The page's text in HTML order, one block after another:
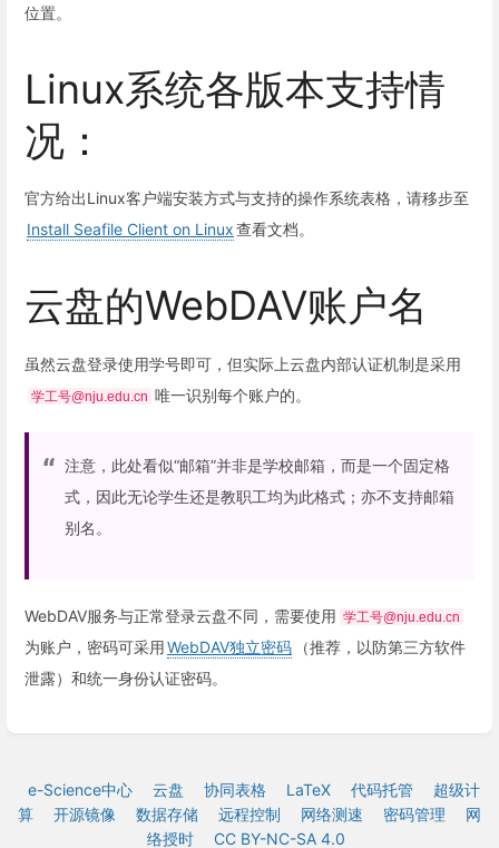
位置。
Linux系统各版本支持情
况：
官方给出Linux客户端安装方式与支持的操作系统表格，请移步至
Install Seafile Client on Linux查看文档。
云盘的WebDAV账户名
虽然云盘登录使用学号即可，但实际上云盘内部认证机制是采用
学工号@nju.edu.cn 唯一识别每个账户的。
注意，此处看似“邮箱”并非是学校邮箱，而是一个固定格
式，因此无论学生还是教职工均为此格式；亦不支持邮箱
别名。
WebDAV服务与正常登录云盘不同，需要使用 学工号@nju.edu.cn
为账户，密码可采用WebDAV独立密码
（推荐，以防第三方软件
泄露）和统一身份认证密码。
e-Science中心 云盘 协同表格 LaTeX 代码托管
超级计
算
开源镜像 数据存储 远程控制 网络测速 密码管理
网
络授时
CC BY-NC-SA 4.0